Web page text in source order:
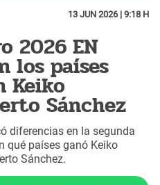
13 JUN 2026 | 9:18 H
2026 EN
los países
Keiko
Sánchez
diferencias en la segunda
qué países ganó Keiko
Sánchez.